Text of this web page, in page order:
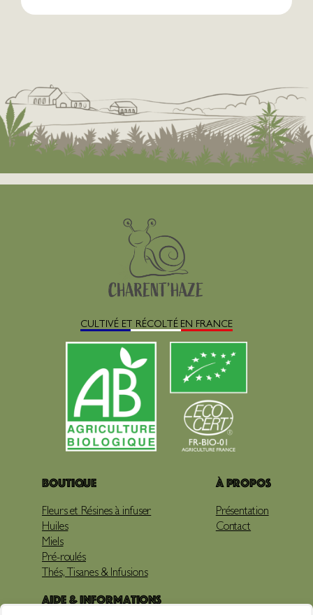
CULTIVÉ ET RÉCOLTÉ EN FRANCE
Boutique
Fleurs et Résines à infuser
Huiles
Miels
Pré-roulés
Thés, Tisanes & Infusions
À propos
Présentation
Contact
Aide & Informations